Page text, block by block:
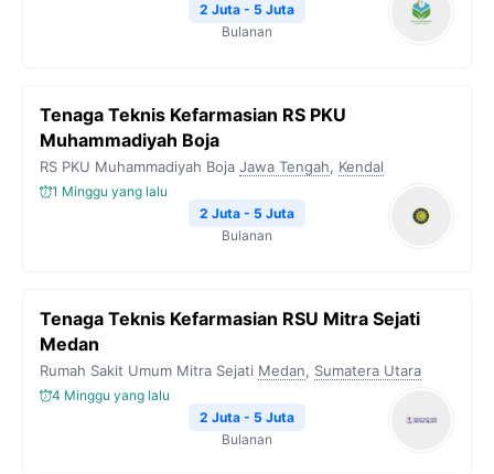
2 Juta - 5 Juta
Bulanan
Tenaga Teknis Kefarmasian RS PKU
Muhammadiyah Boja
RS PKU Muhammadiyah Boja Jawa Tengah, Kendal
1 Minggu yang lalu
2 Juta - 5 Juta
Bulanan
Tenaga Teknis Kefarmasian RSU Mitra Sejati
Medan
Rumah Sakit Umum Mitra Sejati Medan, Sumatera Utara
4 Minggu yang lalu
2 Juta - 5 Juta
Bulanan